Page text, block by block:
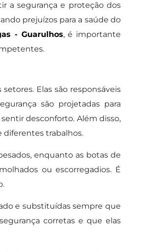
a segurança e proteção dos
prejuízos para a saúde do
- Guarulhos, é importante
Elas são responsáveis
são projetadas para
desconforto. Além disso,
diferentes trabalhos.
enquanto as botas de
ou escorregadios. É
e substituídas sempre que
corretas e que elas